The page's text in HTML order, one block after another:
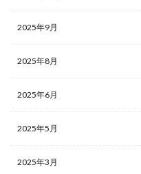
2025年9月
2025年8月
2025年6月
2025年5月
2025年3月